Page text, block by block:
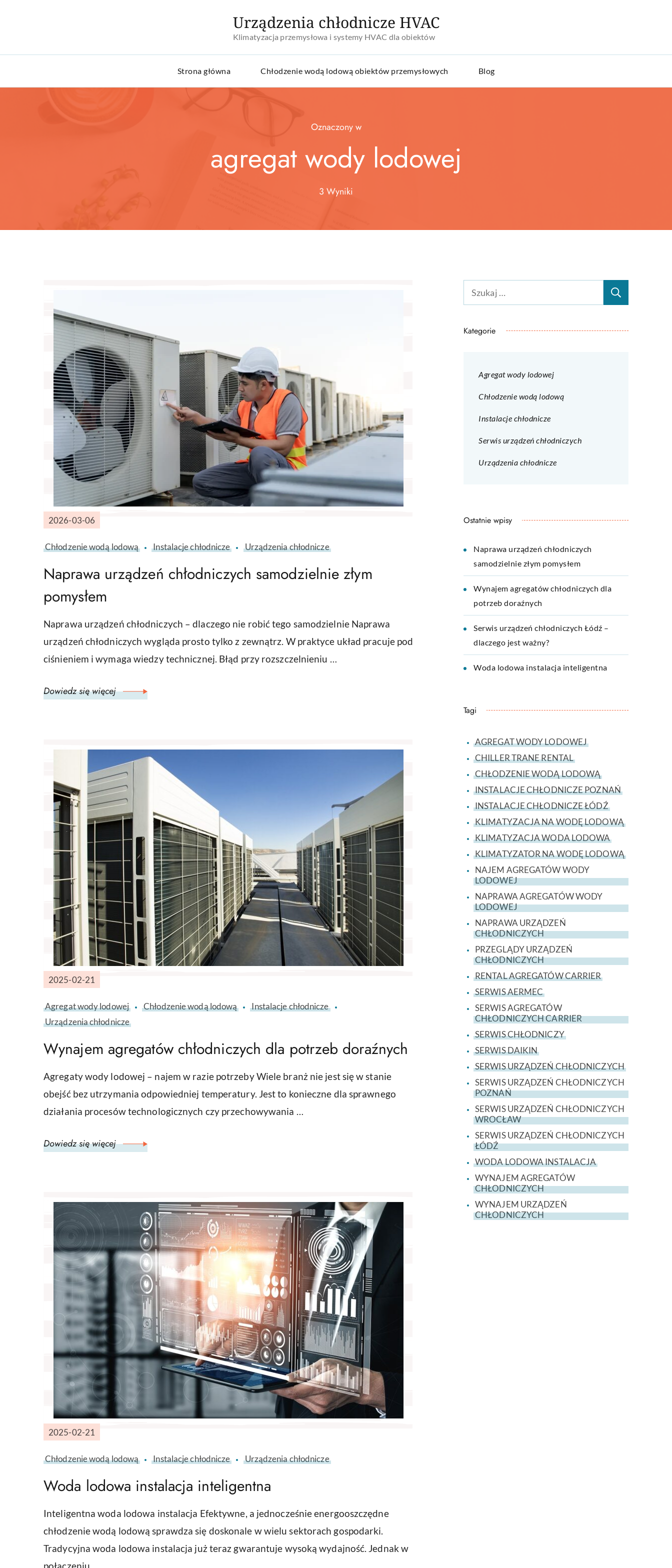
Urządzenia chłodnicze HVAC
Klimatyzacja przemysłowa i systemy HVAC dla obiektów
Strona główna Chłodzenie wodą lodową obiektów przemysłowych Blog
Oznaczony w
agregat wody lodowej
3 Wyniki
2026-03-06
Chłodzenie wodą lodową Instalacje chłodnicze Urządzenia chłodnicze
Naprawa urządzeń chłodniczych samodzielnie złym
pomysłem
Naprawa urządzeń chłodniczych – dlaczego nie robić tego samodzielnie Naprawa
urządzeń chłodniczych wygląda prosto tylko z zewnątrz. W praktyce układ pracuje pod
ciśnieniem i wymaga wiedzy technicznej. Błąd przy rozszczelnieniu …
Dowiedz się więcej
2025-02-21
Agregat wody lodowej Chłodzenie wodą lodową
Instalacje chłodnicze
Urządzenia chłodnicze
Wynajem agregatów chłodniczych dla potrzeb doraźnych
Agregaty wody lodowej – najem w razie potrzeby Wiele branż nie jest się w stanie
obejść bez utrzymania odpowiedniej temperatury. Jest to konieczne dla sprawnego
działania procesów technologicznych czy przechowywania …
Dowiedz się więcej
2025-02-21
Chłodzenie wodą lodową Instalacje chłodnicze Urządzenia chłodnicze
Woda lodowa instalacja inteligentna
Inteligentna woda lodowa instalacja Efektywne, a jednocześnie energooszczędne
chłodzenie wodą lodową sprawdza się doskonale w wielu sektorach gospodarki.
Tradycyjna woda lodowa instalacja już teraz gwarantuje wysoką wydajność. Jednak w
Szukaj:
Kategorie
Agregat wody lodowej
Chłodzenie wodą lodową
Instalacje chłodnicze
Serwis urządzeń chłodniczych
Urządzenia chłodnicze
Ostatnie wpisy
Naprawa urządzeń chłodniczych
samodzielnie złym pomysłem
Wynajem agregatów chłodniczych dla
potrzeb doraźnych
Serwis urządzeń chłodniczych Łódź –
dlaczego jest ważny?
Woda lodowa instalacja inteligentna
Tagi
AGREGAT WODY LODOWEJ
CHILLER TRANE RENTAL
CHŁODZENIE WODĄ LODOWĄ
INSTALACJE CHŁODNICZE POZNAŃ
INSTALACJE CHŁODNICZE ŁÓDŹ
KLIMATYZACJA NA WODĘ LODOWĄ
KLIMATYZACJA WODA LODOWA
KLIMATYZATOR NA WODĘ LODOWĄ
NAJEM AGREGATÓW WODY
LODOWEJ
NAPRAWA AGREGATÓW WODY
LODOWEJ
NAPRAWA URZĄDZEŃ
CHŁODNICZYCH
PRZEGLĄDY URZĄDZEŃ
CHŁODNICZYCH
RENTAL AGREGATÓW CARRIER
SERWIS AERMEC
SERWIS AGREGATÓW
CHŁODNICZYCH CARRIER
SERWIS CHŁODNICZY
SERWIS DAIKIN
SERWIS URZĄDZEŃ CHŁODNICZYCH
SERWIS URZĄDZEŃ CHŁODNICZYCH
POZNAŃ
SERWIS URZĄDZEŃ CHŁODNICZYCH
WROCŁAW
SERWIS URZĄDZEŃ CHŁODNICZYCH
ŁÓDŹ
WODA LODOWA INSTALACJA
WYNAJEM AGREGATÓW
CHŁODNICZYCH
WYNAJEM URZĄDZEŃ
CHŁODNICZYCH